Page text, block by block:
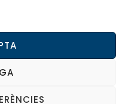
de la Safor